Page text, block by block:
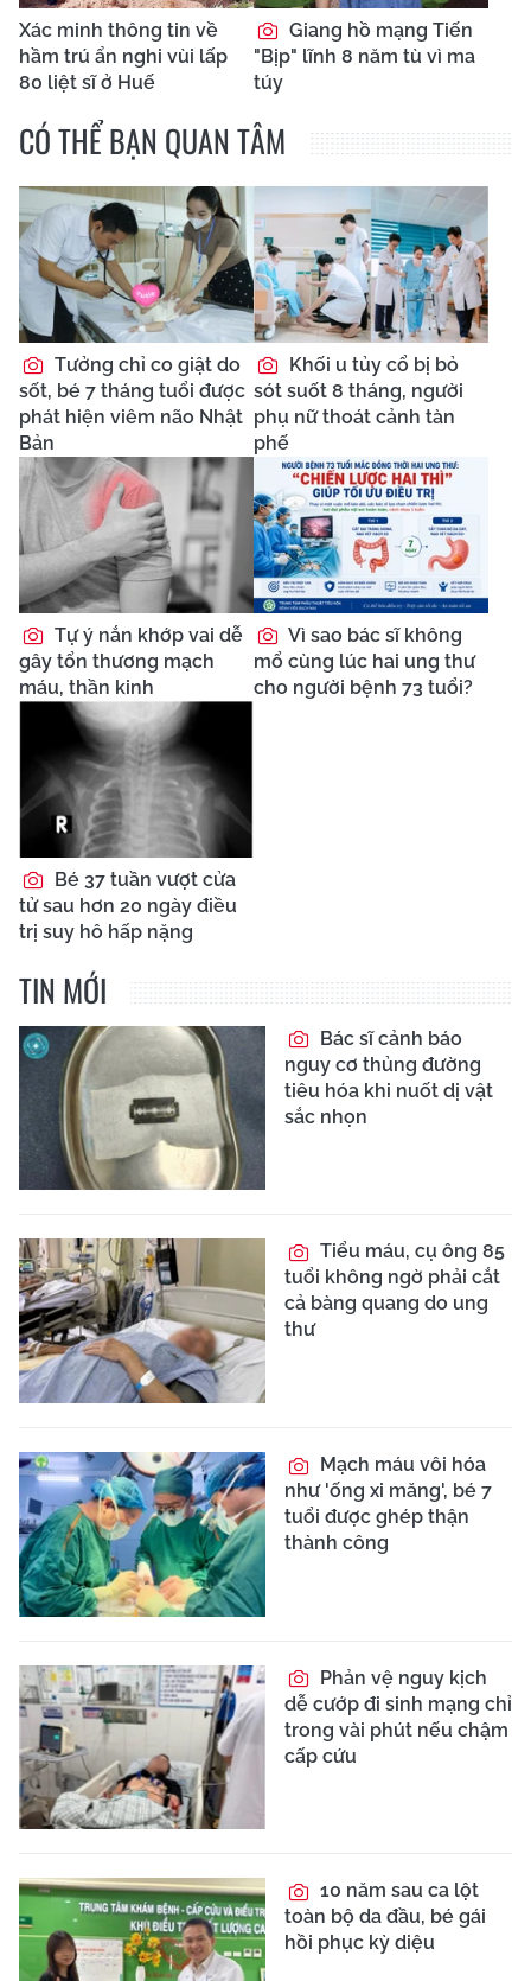
Xác minh thông tin về
hầm trú ẩn nghi vùi lấp
80 liệt sĩ ở Huế
Giang hồ mạng Tiến
"Bịp" lĩnh 8 năm tù vì ma
túy
CÓ THỂ BẠN QUAN TÂM
Tưởng chỉ co giật do
sốt, bé 7 tháng tuổi được
phát hiện viêm não Nhật
Bản
Khối u tủy cổ bị bỏ
sót suốt 8 tháng, người
phụ nữ thoát cảnh tàn
phế
Tự ý nắn khớp vai dễ
gây tổn thương mạch
máu, thần kinh
Vì sao bác sĩ không
mổ cùng lúc hai ung thư
cho người bệnh 73 tuổi?
Bé 37 tuần vượt cửa
tử sau hơn 20 ngày điều
trị suy hô hấp nặng
TIN MỚI
Bác sĩ cảnh báo
nguy cơ thủng đường
tiêu hóa khi nuốt dị vật
sắc nhọn
Tiểu máu, cụ ông 85
tuổi không ngờ phải cắt
cả bàng quang do ung
thư
Mạch máu vôi hóa
như 'ống xi măng', bé 7
tuổi được ghép thận
thành công
Phản vệ nguy kịch
dễ cướp đi sinh mạng chỉ
trong vài phút nếu chậm
cấp cứu
10 năm sau ca lột
toàn bộ da đầu, bé gái
hồi phục kỳ diệu